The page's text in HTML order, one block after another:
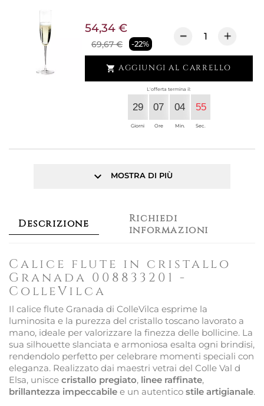
69,67 € -22%
54,34 €
 AGGIUNGI AL CARRELLO
L'offerta termina il:
29
Giorni
07
Ore
04
Min.
55
Sec.
keyboard_arrow_down MOSTRA DI PIÙ
Descrizione
Richiedi
informazioni
Calice flute in cristallo
Granada 008833201 -
ColleVilca
Il calice flute Granada di ColleVilca esprime la
luminosita e la purezza del cristallo toscano lavorato a
mano, ideale per valorizzare la finezza delle bollicine. La
sua silhouette slanciata e armoniosa esalta ogni brindisi,
rendendolo perfetto per celebrare momenti speciali con
eleganza. Realizzato dai maestri vetrai del Colle Val d
Elsa, unisce cristallo pregiato, linee raffinate,
brillantezza impeccabile e un autentico stile artigianale.